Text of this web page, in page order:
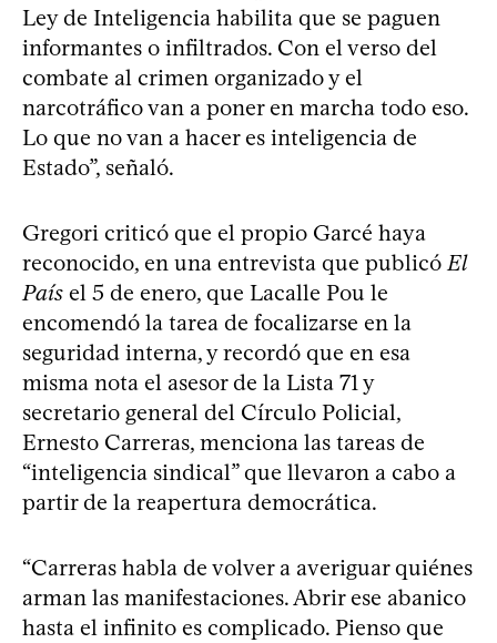
Ley de Inteligencia habilita que se paguen
informantes o infiltrados. Con el verso del
combate al crimen organizado y el
narcotráfico van a poner en marcha todo eso.
Lo que no van a hacer es inteligencia de
Estado”, señaló.
Gregori criticó que el propio Garcé haya
reconocido, en una entrevista que publicóEl
País el 5 de enero, que Lacalle Pou le
encomendó la tarea de focalizarse en la
seguridad interna, y recordó que en esa
misma nota el asesor de la Lista 71 y
secretario general del Círculo Policial,
Ernesto Carreras, menciona las tareas de
“inteligencia sindical” que llevaron a cabo a
partir de la reapertura democrática.
“Carreras habla de volver a averiguar quiénes
arman las manifestaciones. Abrir ese abanico
hasta el infinito es complicado. Pienso que